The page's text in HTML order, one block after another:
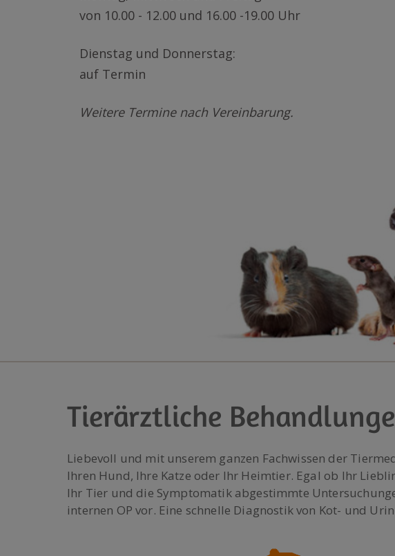
von 10.00 - 12.00 und 16.00 -19.00 Uhr
Dienstag und Donnerstag:
auf Termin
Weitere Termine nach Vereinbarung.
von 10.00 - 12.00 und 16.00 -19.00 Uhr
Dienstag und Donnerstag:
auf Termin
Weitere Termine nach Vereinbarung.
von 10.00 - 12.00 und 16.00 -19.00 Uhr
Dienstag und Donnerstag:
auf Termin
Weitere Termine nach Vereinbarung.
Tierärztliche
Liebevoll und mit unserem ganzen Fachwissen der
Ihren Hund, Ihre Katze oder Ihr Heimtier. Egal ob Ihr
Ihr Tier und die Symptomatik abgestimmte
internen OP vor. Eine schnelle Diagnostik von Kot- und